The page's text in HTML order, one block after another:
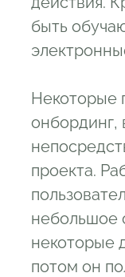
быть
Некоторые
онбординг,
проекта.
небольшое
некоторые
потом он